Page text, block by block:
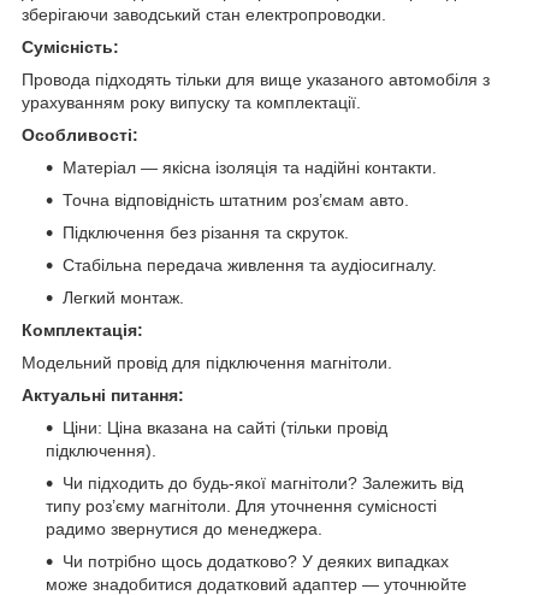
зберігаючи заводський стан електропроводки.
Сумісність:
Провода підходять тільки для вище указаного автомобіля з
урахуванням року випуску та комплектації.
Особливості:
Матеріал — якісна ізоляція та надійні контакти.
Точна відповідність штатним роз’ємам авто.
Підключення без різання та скруток.
Стабільна передача живлення та аудіосигналу.
Легкий монтаж.
Комплектація:
Модельний провід для підключення магнітоли.
Актуальні питання:
Ціни: Ціна вказана на сайті (тільки провід
підключення).
Чи підходить до будь-якої магнітоли? Залежить від
типу роз’єму магнітоли. Для уточнення сумісності
радимо звернутися до менеджера.
Чи потрібно щось додатково? У деяких випадках
може знадобитися додатковий адаптер — уточнюйте